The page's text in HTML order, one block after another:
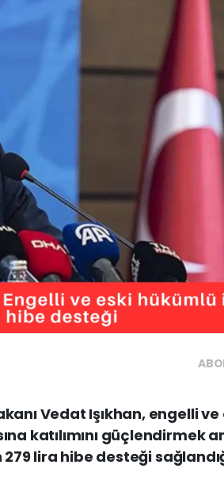
Vedat Işıkhan, engelli
katılımını güçlendirmek
lira hibe desteği